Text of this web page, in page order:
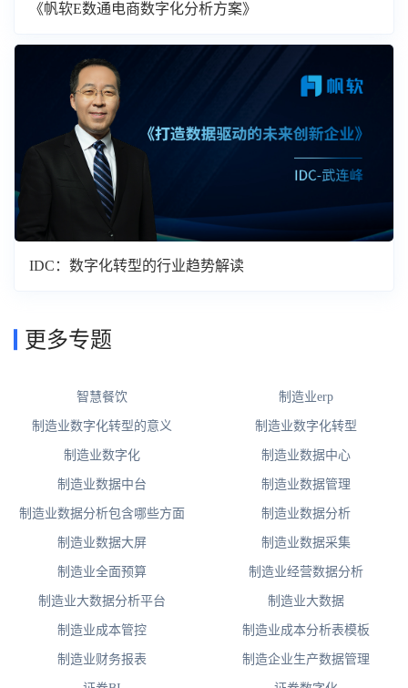
《帆软E数通电商数字化分析方案》
IDC：数字化转型的行业趋势解读
更多专题
智慧餐饮 制造业erp
制造业数字化转型的意义 制造业数字化转型
制造业数字化 制造业数据中心
制造业数据中台 制造业数据管理
制造业数据分析包含哪些方面 制造业数据分析
制造业数据大屏 制造业数据采集
制造业全面预算 制造业经营数据分析
制造业大数据分析平台 制造业大数据
制造业成本管控 制造业成本分析表模板
制造业财务报表 制造企业生产数据管理